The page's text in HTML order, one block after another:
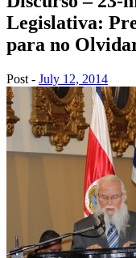
Legislativa:
para no
Post - July 12, 2014